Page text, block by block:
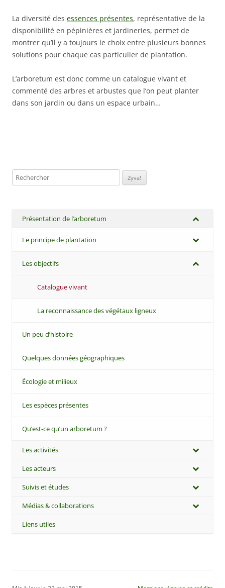
La diversité des essences présentes, représentative de la
disponibilité en pépinières et jardineries, permet de
montrer qu’il y a toujours le choix entre plusieurs bonnes
solutions pour chaque cas particulier de plantation.
L’arboretum est donc comme un catalogue vivant et
commenté des arbres et arbustes que l’on peut planter
dans son jardin ou dans un espace urbain…
Rechercher:
Présentation de l’arboretum
Le principe de plantation
Les objectifs
Catalogue vivant
La reconnaissance des végétaux ligneux
Un peu d’histoire
Quelques données géographiques
Écologie et milieux
Les espèces présentes
Qu’est-ce qu’un arboretum ?
Les activités
Les acteurs
Suivis et études
Médias & collaborations
Liens utiles